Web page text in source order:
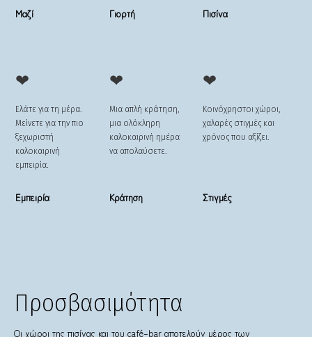
Μαζί Γιορτή Πισίνα
❤
Ελάτε για τη μέρα.
Μείνετε για την πιο
ξεχωριστή
καλοκαιρινή
εμπειρία.
Εμπειρία
❤
Μια απλή κράτηση,
μια ολόκληρη
καλοκαιρινή ημέρα
να απολαύσετε.
Κράτηση
❤
Κοινόχρηστοι χώροι,
χαλαρές στιγμές και
χρόνος που αξίζει.
Στιγμές
Προσβασιμότητα
Οι χώροι της πισίνας και του café–bar αποτελούν μέρος των